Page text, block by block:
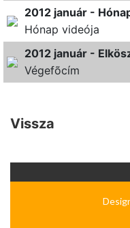
2012 január -
Hónap videója
2012 január -
Végefõcím
Vissza